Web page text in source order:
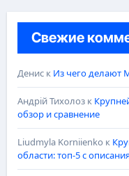
Свежие
Дениск Из чего делают
Андрій Тихолозк
обзор и сравнение
Liudmyla Korniienko к
области: топ-5 с